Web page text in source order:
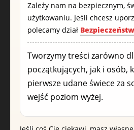
Zależy nam na bezpiecznym,
użytkowaniu. Jeśli chcesz
polecamy dział
Tworzymy treści zarówno
początkujących, jak i osób,
pierwsze udane świece za
wejść poziom wyżej.